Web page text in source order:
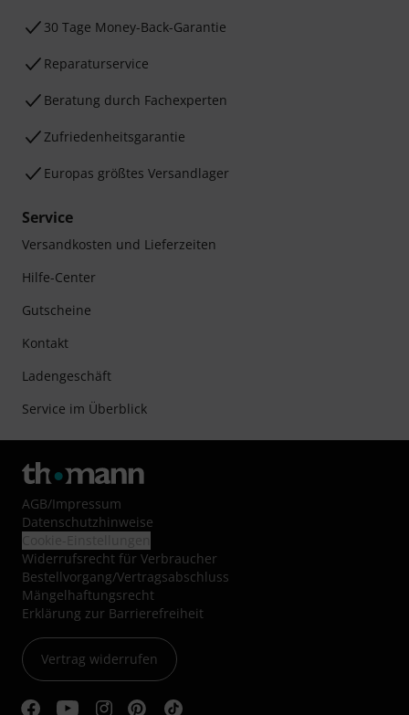
30 Tage Money-Back-Garantie
Reparaturservice
Beratung durch Fachexperten
Zufriedenheitsgarantie
Europas größtes Versandlager
Service
Versandkosten und Lieferzeiten
Hilfe-Center
Gutscheine
Kontakt
Ladengeschäft
Service im Überblick
AGB/Impressum
Datenschutzhinweise
Widerrufsrecht für Verbraucher
Bestellvorgang/Vertragsabschluss
Mängelhaftungsrecht
Erklärung zur Barrierefreiheit
Vertrag widerrufen